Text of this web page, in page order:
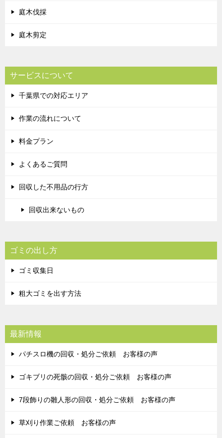
庭木伐採
庭木剪定
サービスについて
千葉県での対応エリア
作業の流れについて
料金プラン
よくあるご質問
回収した不用品の行方
回収出来ないもの
ゴミの出し方
ゴミ収集日
粗大ゴミを出す方法
最新情報
パチスロ機の回収・処分ご依頼 お客様の声
ゴキブリの死骸の回収・処分ご依頼 お客様の声
7段飾りの雛人形の回収・処分ご依頼 お客様の声
草刈り作業ご依頼 お客様の声